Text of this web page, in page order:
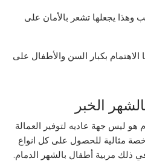
وهذا يجعلها تشعر بالأمان على
بكبار السن والأطفال على
الخبر
ليس جهة عاديه لتوفير العمالة
مثالية للحصول على كل انواع
ذلك مربية أطفال بالشهر الدمام.